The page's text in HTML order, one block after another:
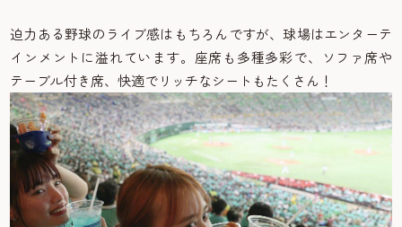
迫力ある野球のライブ感はもちろんですが、球場はエンターテ
インメントに溢れています。座席も多種多彩で、ソファ席や
テーブル付き席、快適でリッチなシートもたくさん！